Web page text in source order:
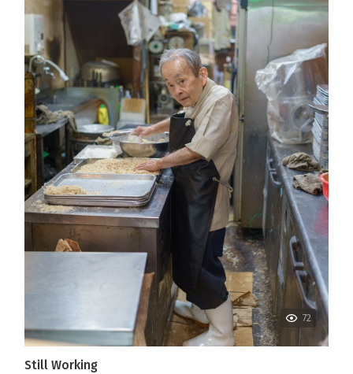
72
Still Working